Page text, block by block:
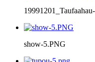
show-5.PNG